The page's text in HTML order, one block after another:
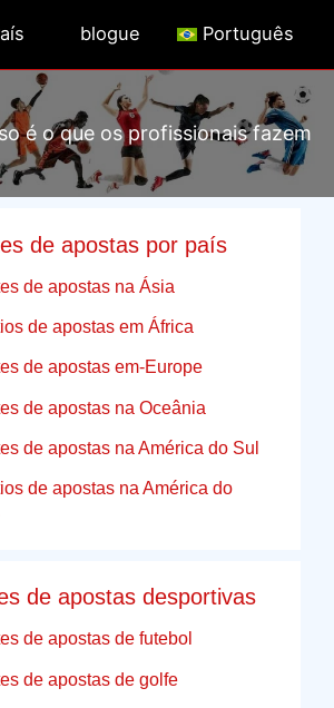
blogue Português
é o que os profissionais fazem
de apostas por país
de apostas na Ásia
de apostas em África
de apostas em-Europe
de apostas na Oceânia
de apostas na América do Sul
de apostas na América do
de apostas desportivas
de apostas de futebol
de apostas de golfe